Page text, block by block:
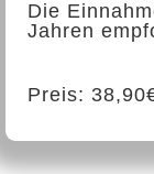
Die
Jahren
Preis: